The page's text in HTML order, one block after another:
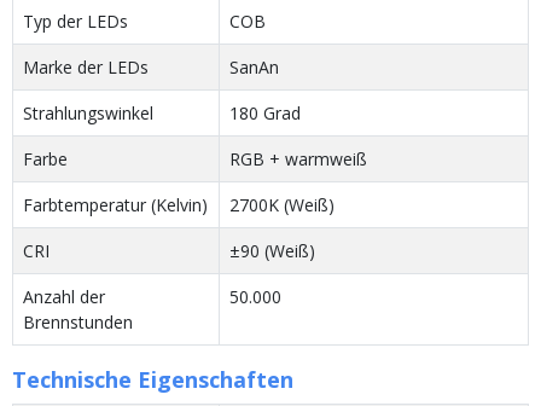
Typ der LEDs
COB
Marke der LEDs
SanAn
Strahlungswinkel
180 Grad
Farbe
RGB + warmweiß
Farbtemperatur (Kelvin)
2700K (Weiß)
CRI
±90 (Weiß)
Anzahl der
Brennstunden
50.000
Technische Eigenschaften